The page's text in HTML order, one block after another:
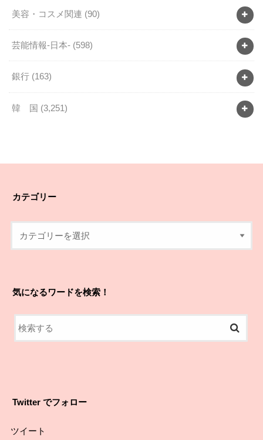
美容・コスメ関連 (90)
芸能情報-日本- (598)
銀行 (163)
韓 国 (3,251)
カテゴリー
気になるワードを検索！
Twitter でフォロー
ツイート